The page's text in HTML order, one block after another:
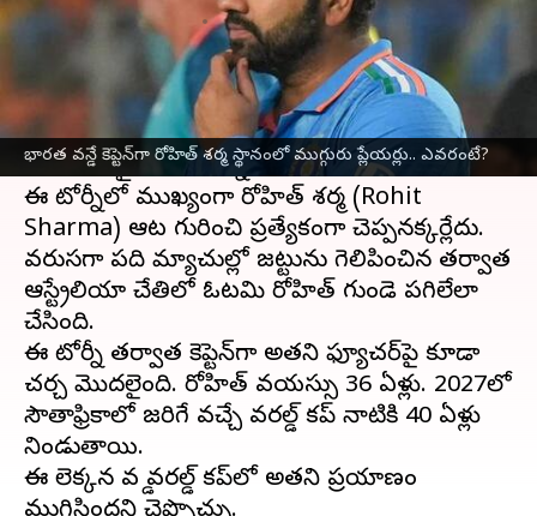
భారత వన్డే కెప్టెన్‌గా రోహిత్ శర్మ స్థానంలో ముగ్గురు ప్లేయర్లు.. ఎవరంటే?
వ్రాసిన వారు Jayachandra Akuri Nov 21, 2023 06:07 pm
ఈ వార్తాకథనం ఏంటి
వన్డే వరల్డ్ కప్‌లో అద్భుతంగా ఆడినటీమిండియా
మరోసారి ఫైనల్ గండాన్ని దాటలేకపోయింది.
ఈ టోర్నీలో ముఖ్యంగా రోహిత్ శర్మ (Rohit
Sharma) ఆట గురించి ప్రత్యేకంగా చెప్పనక్కర్లేదు.
వరుసగా పది మ్యాచుల్లో జట్టును గెలిపించిన తర్వాత
ఆస్ట్రేలియా చేతిలో ఓటమి రోహిత్ గుండె పగిలేలా
చేసింది.
ఈ టోర్నీ తర్వాత కెప్టెన్‌గా అతని ఫ్యూచర్‌పై కూడా
చర్చ మొదలైంది. రోహిత్ వయస్సు 36 ఏళ్లు. 2027లో
సౌతాఫ్రికాలో జరిగే వచ్చే వరల్డ్ కప్ నాటికి 40 ఏళ్లు
నిండుతాయి.
ఈ లెక్కన వన్డే వరల్డ్ కప్‌లో అతని ప్రయాణం